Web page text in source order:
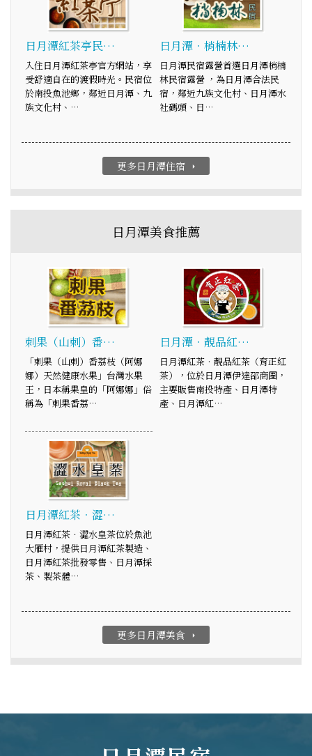
日月潭紅茶亭民…
入住日月潭紅茶亭官方網站，享
受舒適自在的渡假時光。民宿位
於南投魚池鄉，鄰近日月潭、九
族文化村、…
日月潭．梢楠林…
日月潭民宿露營首選日月潭梢楠
林民宿露營 ，為日月潭合法民
宿，鄰近九族文化村、日月潭水
社碼頭、日…
更多日月潭住宿 arrow_right
日月潭美食推薦
刺果（山刺）番…
「刺果（山刺）番荔枝（阿娜
娜）天然健康水果」台灣水果
王，日本稱果皇的「阿娜娜」俗
稱為「刺果番荔…
日月潭‧靚品紅…
日月潭紅茶‧靚品紅茶（育正紅
茶），位於日月潭伊達邵商圈，
主要販售南投特產、日月潭特
產、日月潭紅…
日月潭紅茶．澀…
日月潭紅茶．澀水皇茶位於魚池
大雁村，提供日月潭紅茶製造、
日月潭紅茶批發零售、日月潭採
茶、製茶體…
更多日月潭美食 arrow_right